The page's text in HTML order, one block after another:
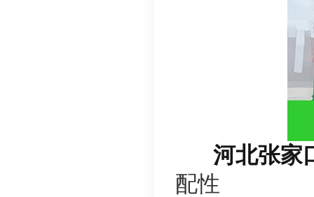
河北张家
配性